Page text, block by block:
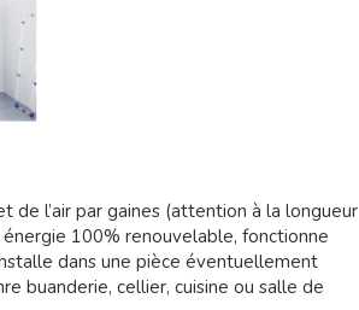
de l’air par gaines (attention à la longueur
100% renouvelable, fonctionne
dans une pièce éventuellement
buanderie, cellier, cuisine ou salle de